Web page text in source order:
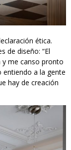
ética.
de diseño: “El
y me canso pronto
entiendo a la gente
hay de creación